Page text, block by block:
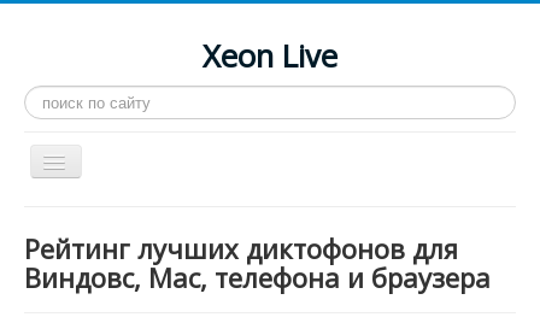
Xeon Live
Искать...
Toggle
Navigation
LGA 2011-3
Рейтинг лучших диктофонов для
Виндовс, Mac, телефона и браузера